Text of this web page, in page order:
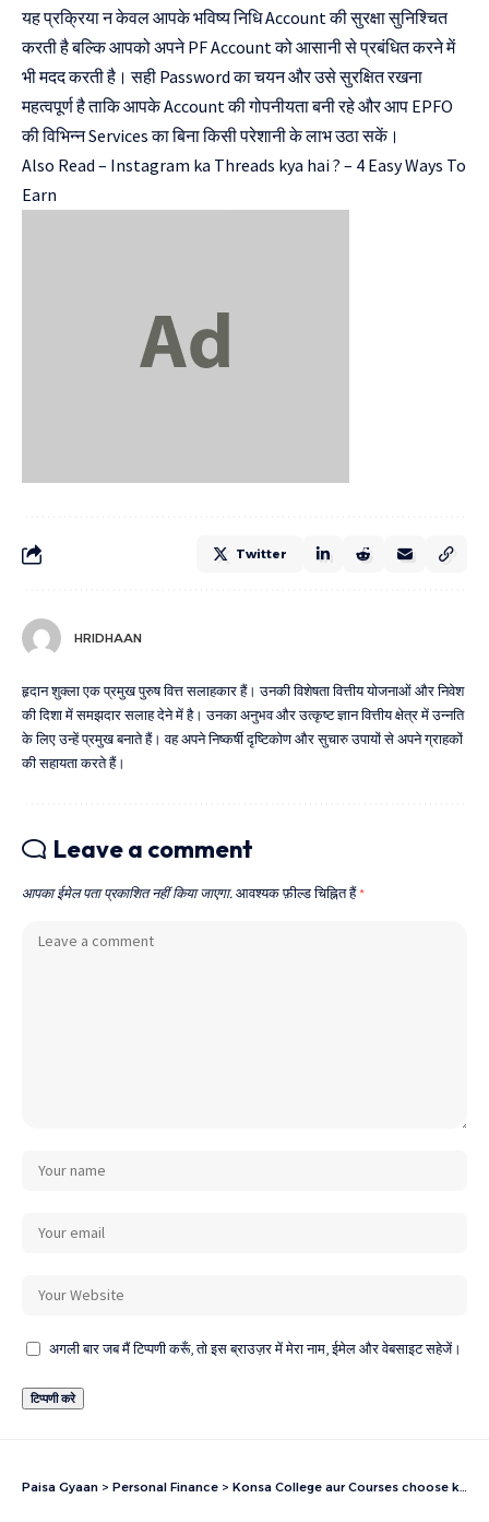
यह प्रक्रिया न केवल आपके भविष्य निधि Account की सुरक्षा सुनिश्चित
करती है बल्कि आपको अपने PF Account को आसानी से प्रबंधित करने में
भी मदद करती है। सही Password का चयन और उसे सुरक्षित रखना
महत्वपूर्ण है ताकि आपके Account की गोपनीयता बनी रहे और आप EPFO
की विभिन्न Services का बिना किसी परेशानी के लाभ उठा सकें।
Also Read – Instagram ka Threads kya hai ? – 4 Easy Ways To
Earn
Twitter
HRIDHAAN
हृदान शुक्ला एक प्रमुख पुरुष वित्त सलाहकार हैं। उनकी विशेषता वित्तीय योजनाओं और निवेश
की दिशा में समझदार सलाह देने में है। उनका अनुभव और उत्कृष्ट ज्ञान वित्तीय क्षेत्र में उन्नति
के लिए उन्हें प्रमुख बनाते हैं। वह अपने निष्कर्षी दृष्टिकोण और सुचारु उपायों से अपने ग्राहकों
की सहायता करते हैं।
Leave a comment
आपका ईमेल पता प्रकाशित नहीं किया जाएगा. आवश्यक फ़ील्ड चिह्नित हैं *
अगली बार जब मैं टिप्पणी करूँ, तो इस ब्राउज़र में मेरा नाम, ईमेल और वेबसाइट सहेजें।
Paisa Gyaan > Personal Finance > Konsa College aur Courses choose karna sahi rahega? Mechanical Engineering from RVCE Banglore or CSE from NMIMS Shirpur let’s find out?